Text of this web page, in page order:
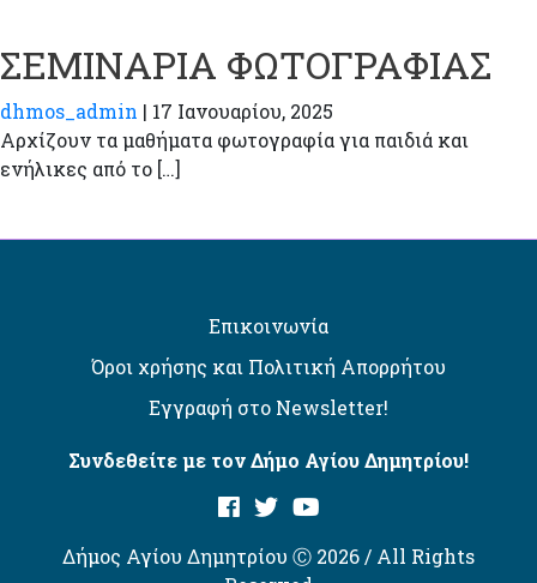
ΣΕΜΙΝΑΡΙΑ ΦΩΤΟΓΡΑΦΙΑΣ
dhmos_admin | 17 Ιανουαρίου, 2025
Αρχίζουν τα μαθήματα φωτογραφία για παιδιά και
ενήλικες από το […]
Επικοινωνία
Όροι χρήσης και Πολιτική Απορρήτου
Εγγραφή στο Newsletter!
Συνδεθείτε με τον Δήμο Αγίου Δημητρίου!
Δήμος Αγίου Δημητρίου Ⓒ 2026 / All Rights